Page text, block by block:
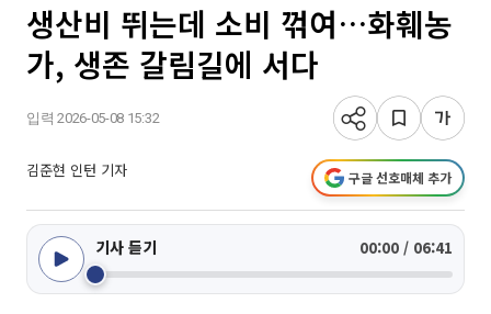
생산비 뛰는데 소비 꺾여…화훼농
가, 생존 갈림길에 서다
입력 2026-05-08 15:32
김준현 인턴 기자 구글 선호매체 추가
기사 듣기 00:00 / 06:41